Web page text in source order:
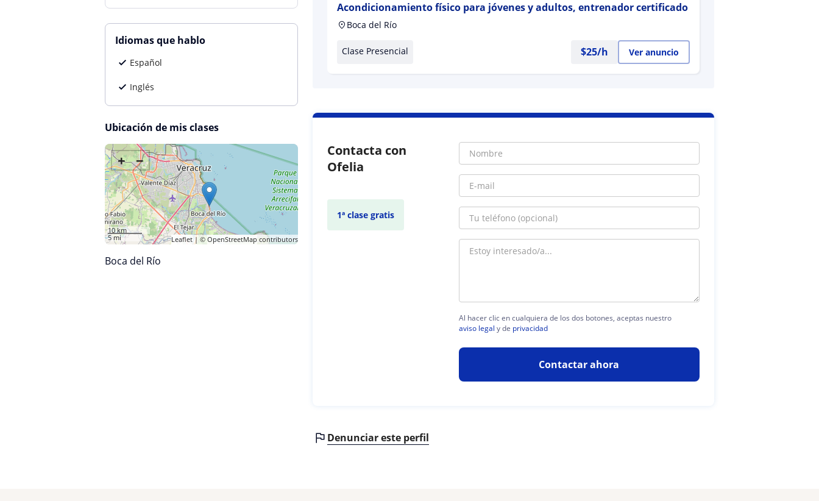
Idiomas que hablo
Español
Inglés
Ubicación de mis clases
+ −
10 km
5 mi
Leaflet | ©OpenStreetMap contributors
Boca del Río
Acondicionamiento físico para jóvenes y adultos, entrenador certificado
Boca del Río
Clase Presencial $25/h Ver anuncio
Contacta con
Ofelia
1ª clase gratis
Al hacer clic en cualquiera de los dos botones, aceptas nuestro
aviso legal y de privacidad
Contactar ahora
Denunciar este perfil